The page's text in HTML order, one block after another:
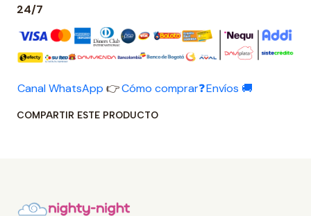
24/7
Canal WhatsApp 👉Cómo comprar❓Envíos 🚚
COMPARTIR ESTE PRODUCTO